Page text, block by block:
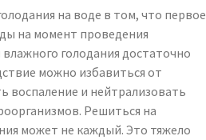
на воде в том, что первое
на момент проведения
голодания достаточно
можно избавиться от
воспаление и нейтрализовать
Решиться на
может не каждый. Это тяжело